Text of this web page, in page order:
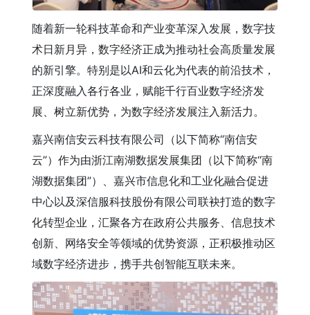
随着新一轮科技革命和产业变革深入发展，数字技
术日新月异，数字经济正成为推动社会高质量发展
的新引擎。特别是以AI和云化为代表的前沿技术，
正深度融入各行各业，赋能千行百业数字经济发
展、树立新优势，为数字经济发展注入新活力。
嘉兴南信安云科技有限公司（以下简称“南信安
云”）作为由浙江南湖数据发展集团（以下简称“南
湖数据集团”）、嘉兴市信息化和工业化融合促进
中心以及深信服科技股份有限公司联袂打造的数字
化转型企业，汇聚各方在政府公共服务、信息技术
创新、网络安全等领域的优势资源，正积极推动区
域数字经济进步，携手共创智能互联未来。